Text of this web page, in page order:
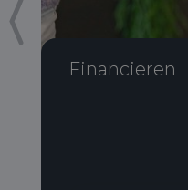
Financieren